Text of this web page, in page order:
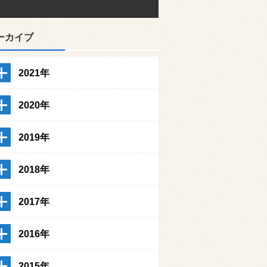
カイブ
2021年
2020年
2019年
2018年
2017年
2016年